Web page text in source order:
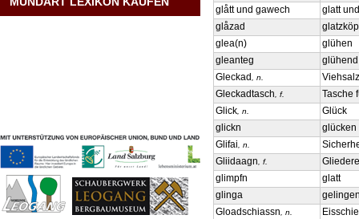
glått und gawech
glatt
glåzad
glea(n)
glühen
gleanteg
glühend
Gleckad, n.
Viehsalz
Gleckadtasch, f.
Tasche
Glick, n.
Glück
glickn
glücken
Glifai, n.
Gliidaagn, f.
glimpfn
glatt
glinga
Gloadschiassn, n.